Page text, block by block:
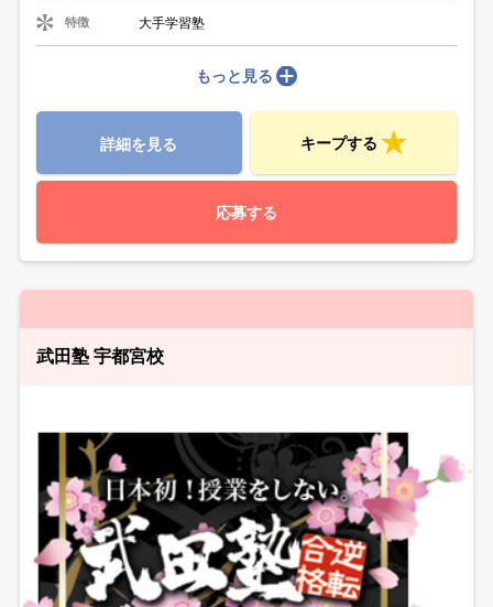
特徴 大手学習塾
もっと見る
詳細を見る キープする
応募する
武田塾 宇都宮校